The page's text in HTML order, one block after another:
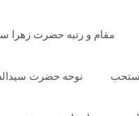
مقام و رتبه حضرت زهرا
نوحه حضرت